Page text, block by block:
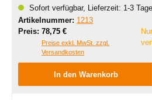
Sofort verfügbar, Lieferzeit: 1-3 Tage
Artikelnummer: 1213
Preis: Regulärer Preis:
78,75 €
Preise exkl. MwSt. zzgl.
Versandkosten
In den Warenkorb